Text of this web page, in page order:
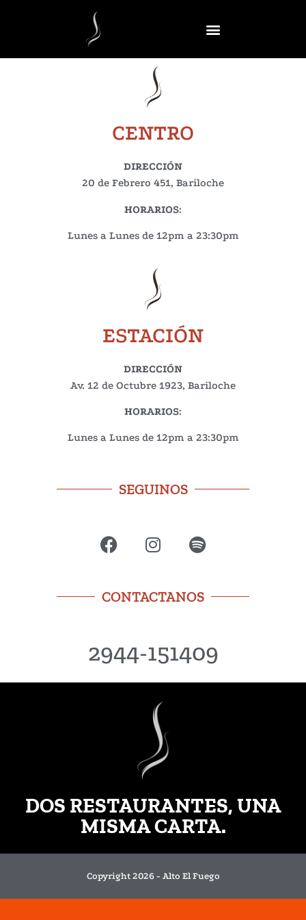
CENTRO
DIRECCIÓN
20 de Febrero 451, Bariloche
HORARIOS:
Lunes a Lunes de 12pm a 23:30pm
ESTACIÓN
DIRECCIÓN
Av. 12 de Octubre 1923, Bariloche
HORARIOS:
Lunes a Lunes de 12pm a 23:30pm
SEGUINOS
CONTACTANOS
2944-151409
DOS RESTAURANTES, UNA
MISMA CARTA.
Copyright 2026 - Alto El Fuego